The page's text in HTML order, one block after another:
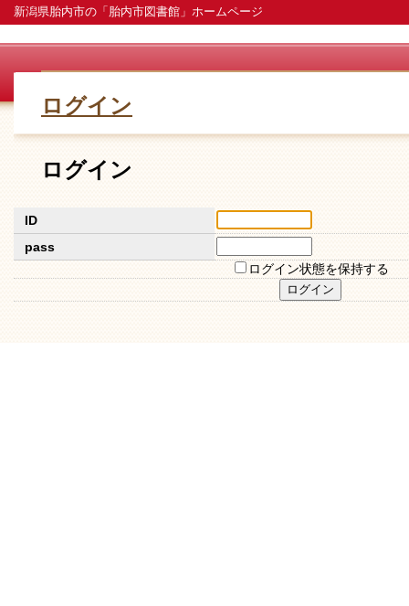
新潟県胎内市の「胎内市図書館」ホームページ
ログイン
ログイン
ID
pass
ログイン状態を保持する